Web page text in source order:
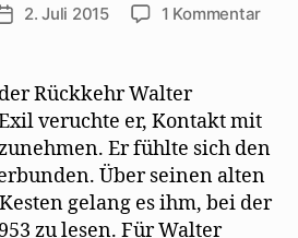
Beitragsdatum
2. Juli 2015 1 Kommentarzu
aus
der
47
Rückkehr Walter
veruchte er, Kontakt mit
Er fühlte sich den
Über seinen alten
gelang es ihm, bei der
zu lesen. Für Walter